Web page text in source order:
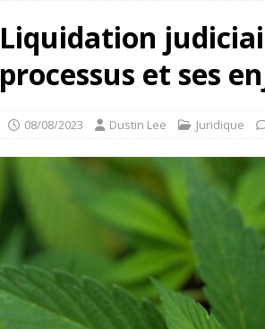
Liquidation
processus et ses
08/08/2023 Dustin Lee Juridique